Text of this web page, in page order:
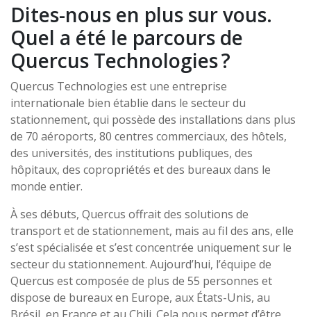
Dites-nous en plus sur vous.
Quel a été le parcours de
Quercus Technologies ?
Quercus Technologies est une entreprise
internationale bien établie dans le secteur du
stationnement, qui possède des installations dans plus
de 70 aéroports, 80 centres commerciaux, des hôtels,
des universités, des institutions publiques, des
hôpitaux, des copropriétés et des bureaux dans le
monde entier.
À ses débuts, Quercus offrait des solutions de
transport et de stationnement, mais au fil des ans, elle
s’est spécialisée et s’est concentrée uniquement sur le
secteur du stationnement. Aujourd’hui, l’équipe de
Quercus est composée de plus de 55 personnes et
dispose de bureaux en Europe, aux États-Unis, au